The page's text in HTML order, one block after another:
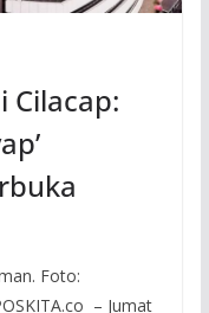
Cilacap:
Foto:
– Jumat